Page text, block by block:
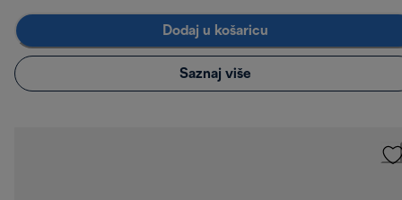
Dodaj u košaricu
Saznaj više